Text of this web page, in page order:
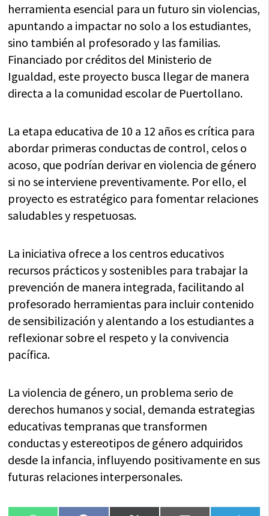
herramienta esencial para un futuro sin violencias,
apuntando a impactar no solo a los estudiantes,
sino también al profesorado y las familias.
Financiado por créditos del Ministerio de
Igualdad, este proyecto busca llegar de manera
directa a la comunidad escolar de Puertollano.
La etapa educativa de 10 a 12 años es crítica para
abordar primeras conductas de control, celos o
acoso, que podrían derivar en violencia de género
si no se interviene preventivamente. Por ello, el
proyecto es estratégico para fomentar relaciones
saludables y respetuosas.
La iniciativa ofrece a los centros educativos
recursos prácticos y sostenibles para trabajar la
prevención de manera integrada, facilitando al
profesorado herramientas para incluir contenido
de sensibilización y alentando a los estudiantes a
reflexionar sobre el respeto y la convivencia
pacífica.
La violencia de género, un problema serio de
derechos humanos y social, demanda estrategias
educativas tempranas que transformen
conductas y estereotipos de género adquiridos
desde la infancia, influyendo positivamente en sus
futuras relaciones interpersonales.